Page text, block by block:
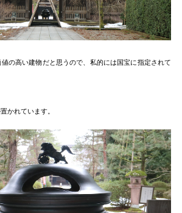
の高い建物だと思うので、私的には国宝に指定されて
かれています。